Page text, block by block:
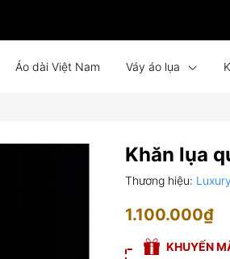
Áo dài Việt Nam Váy áo lụa
Khăn lụa
Thương hiệu:
1.100.000₫
KHUYẾN